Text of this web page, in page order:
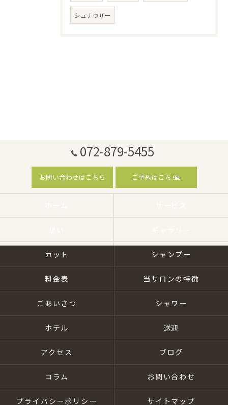
シュナウザー
072-879-5455
お問い合わせはこちら ご予約はこちら
カット シャンプー
料金表 当サロンの特徴
ごあいさつ シャワー
ホテル 送迎
アクセス ブログ
コラム お問い合わせ
プライバシーポリシー サイトマップ